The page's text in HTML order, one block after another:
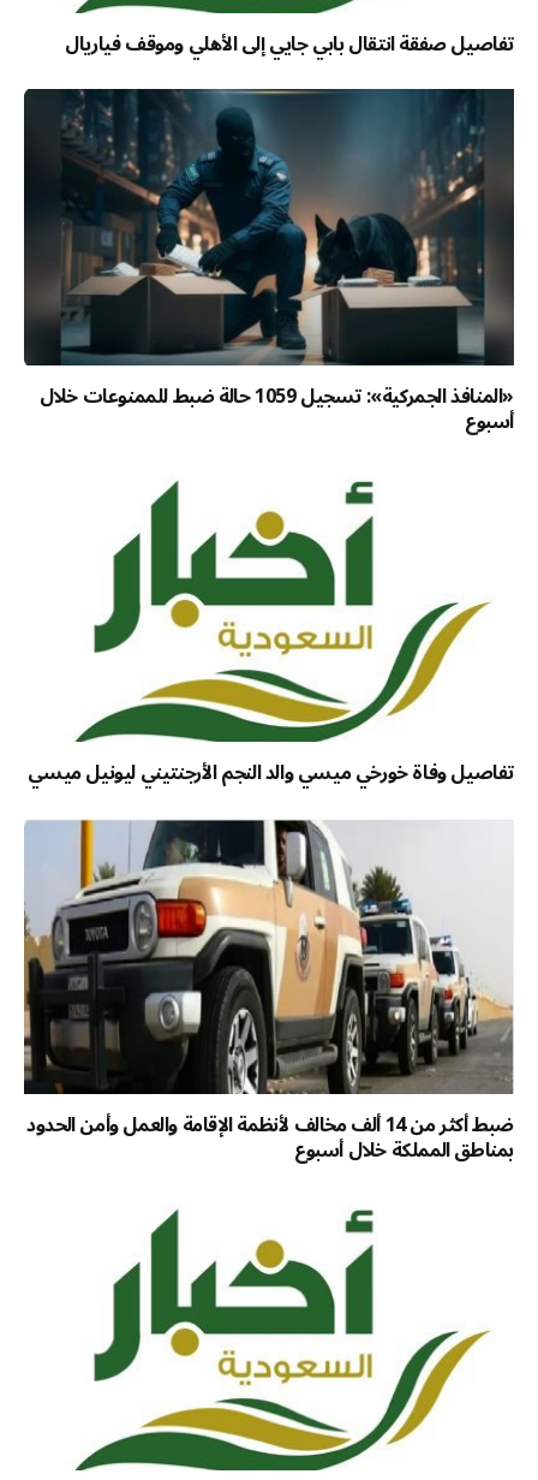
تفاصيل صفقة انتقال بابي جايي إلى الأهلي وموقف فياريال
«المنافذ الجمركية»: تسجيل 1059 حالة ضبط للممنوعات خلال
أسبوع
تفاصيل وفاة خورخي ميسي والد النجم الأرجنتيني ليونيل ميسي
ضبط أكثر من 14 ألف مخالف لأنظمة الإقامة والعمل وأمن الحدود
بمناطق المملكة خلال أسبوع